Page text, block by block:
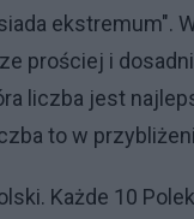
ekstremum".
prościej i
liczba jest
to w
Każde 10